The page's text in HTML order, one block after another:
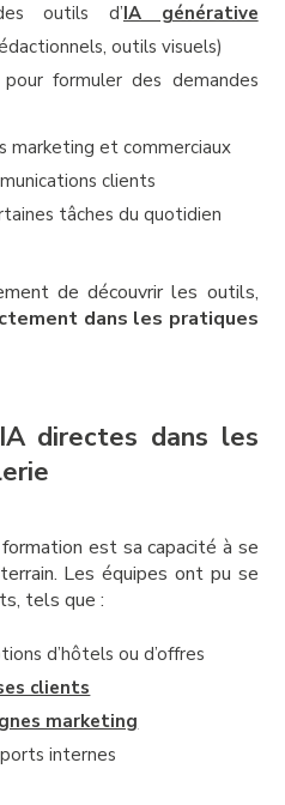
outils d’IA générative
outils visuels)
formuler des demandes
marketing et commerciaux
clients
tâches du quotidien
de découvrir les outils,
dans les pratiques
directes dans les
est sa capacité à se
Les équipes ont pu se
tels que :
d’hôtels ou d’offres
clients
marketing
internes